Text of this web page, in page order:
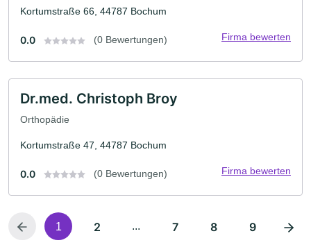
Kortumstraße 66, 44787 Bochum
0.0 (0 Bewertungen) Firma bewerten
Dr.med. Christoph Broy
Orthopädie
Kortumstraße 47, 44787 Bochum
0.0 (0 Bewertungen) Firma bewerten
1 2 ... 7 8 9